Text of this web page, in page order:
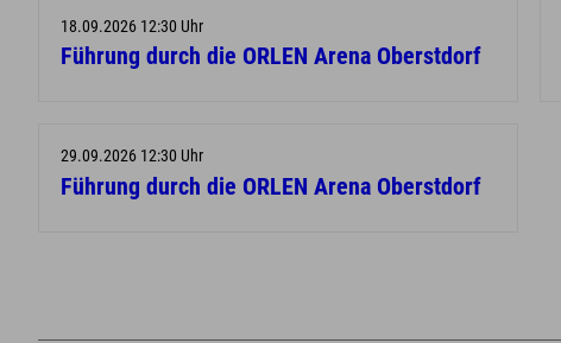
18.09.2026 12:30 Uhr
Führung durch die ORLEN Arena Oberstdorf
29.09.2026 12:30 Uhr
Führung durch die ORLEN Arena Oberstdorf